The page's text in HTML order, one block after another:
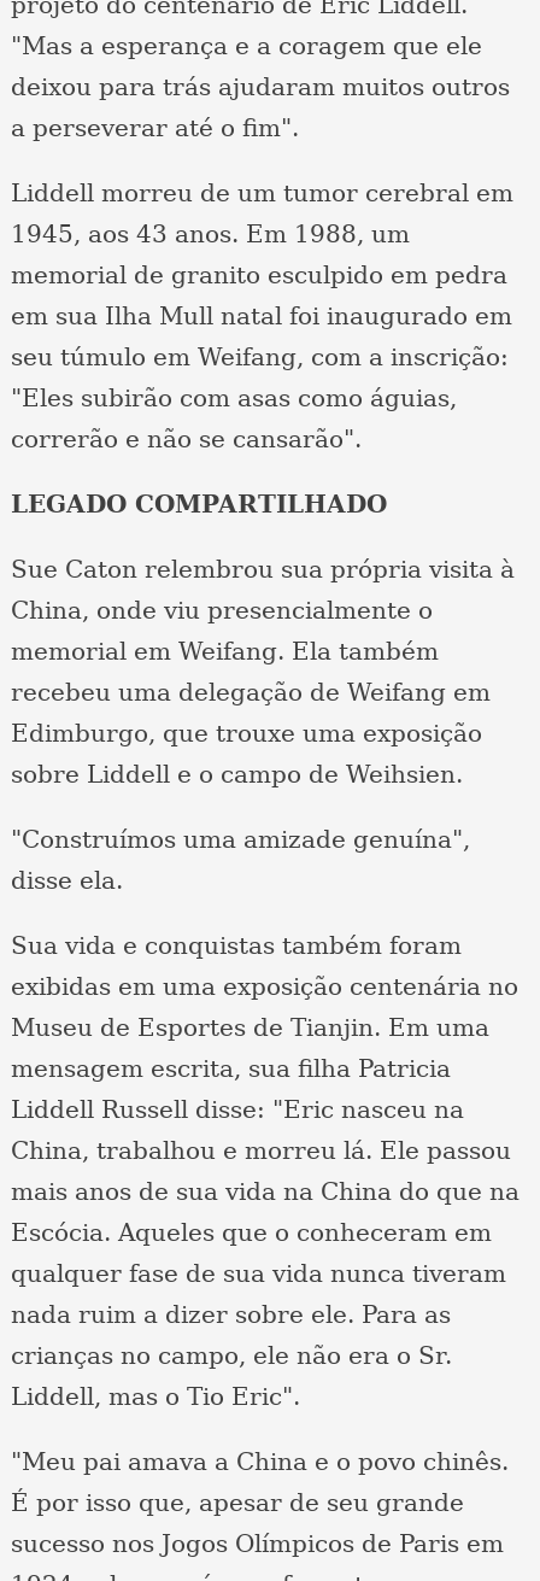
"Mas a esperança e a coragem que ele
deixou para trás ajudaram muitos outros
a perseverar até o fim".
Liddell morreu de um tumor cerebral em
1945, aos 43 anos. Em 1988, um
memorial de granito esculpido em pedra
em sua Ilha Mull natal foi inaugurado em
seu túmulo em Weifang, com a inscrição:
"Eles subirão com asas como águias,
correrão e não se cansarão".
LEGADO COMPARTILHADO
Sue Caton relembrou sua própria visita à
China, onde viu presencialmente o
memorial em Weifang. Ela também
recebeu uma delegação de Weifang em
Edimburgo, que trouxe uma exposição
sobre Liddell e o campo de Weihsien.
"Construímos uma amizade genuína",
disse ela.
Sua vida e conquistas também foram
exibidas em uma exposição centenária no
Museu de Esportes de Tianjin. Em uma
mensagem escrita, sua filha Patricia
Liddell Russell disse: "Eric nasceu na
China, trabalhou e morreu lá. Ele passou
mais anos de sua vida na China do que na
Escócia. Aqueles que o conheceram em
qualquer fase de sua vida nunca tiveram
nada ruim a dizer sobre ele. Para as
crianças no campo, ele não era o Sr.
Liddell, mas o Tio Eric".
"Meu pai amava a China e o povo chinês.
É por isso que, apesar de seu grande
sucesso nos Jogos Olímpicos de Paris em